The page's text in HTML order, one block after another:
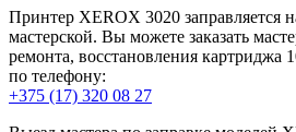
Принтер XEROX 3020 заправляется
мастерской. Вы можете заказать
ремонта, восстановления картриджа
по телефону:
+375 (17) 320 08 27